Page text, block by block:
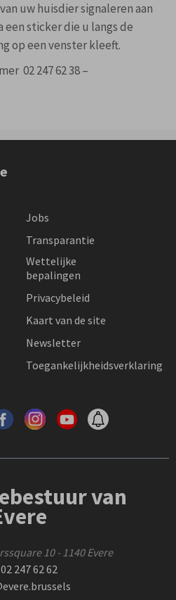
uw huisdier signaleren aan
sticker die u langs de
op een venster kleeft.
02 247 62 38 –
Jobs
Transparantie
Wettelijke
bepalingen
Privacybeleid
Kaart van de site
Newsletter
Toegankelijkheidsverklaring
van
10 - 1140 Evere
02 247 62 62